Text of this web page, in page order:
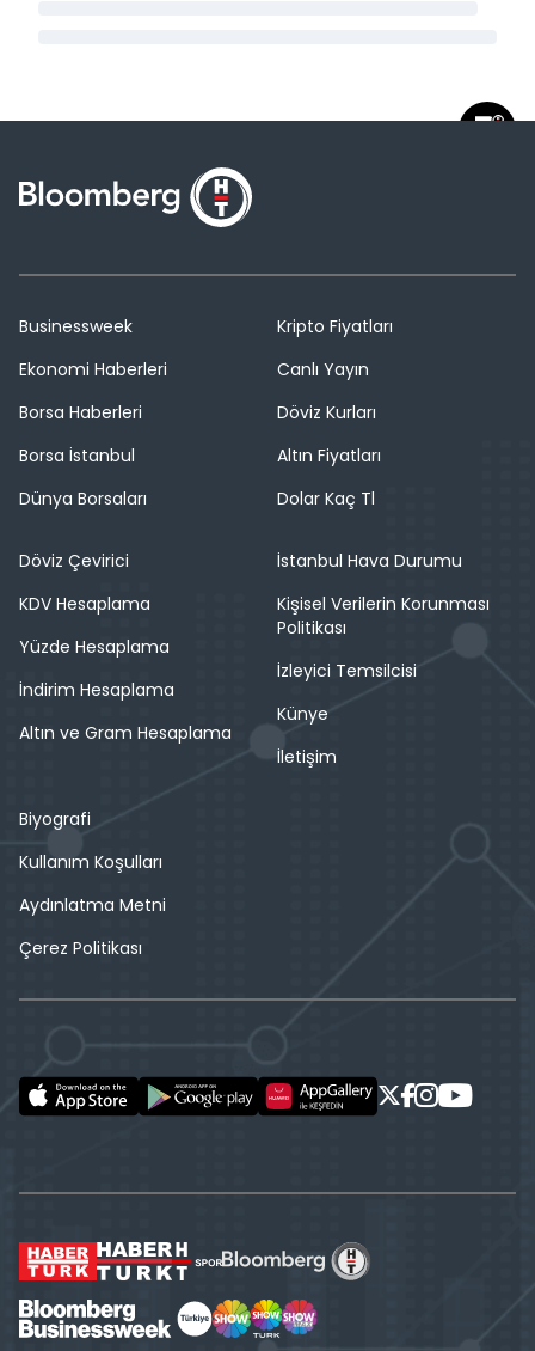
Businessweek
Ekonomi Haberleri
Borsa Haberleri
Borsa İstanbul
Dünya Borsaları
Kripto Fiyatları
Canlı Yayın
Döviz Kurları
Altın Fiyatları
Dolar Kaç Tl
Döviz Çevirici
KDV Hesaplama
Yüzde Hesaplama
İndirim Hesaplama
Altın ve Gram Hesaplama
İstanbul Hava Durumu
Kişisel Verilerin Korunması
Politikası
İzleyici Temsilcisi
Künye
İletişim
Biyografi
Kullanım Koşulları
Aydınlatma Metni
Çerez Politikası